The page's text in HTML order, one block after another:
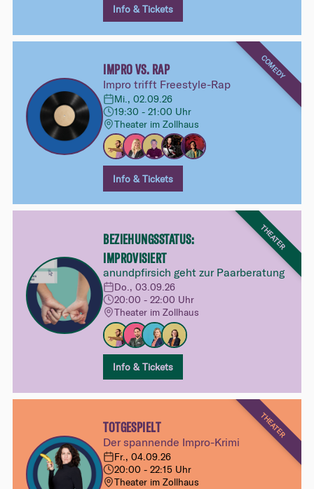
Info & Tickets
COMEDY
IMPRO VS. RAP
Impro trifft Freestyle-Rap
Mi., 02.09.26
19:30 - 21:00 Uhr
Theater im Zollhaus
Info & Tickets
THEATER
BEZIEHUNGSSTATUS:
IMPROVISIERT
anundpfirsich geht zur Paarberatung
Do., 03.09.26
20:00 - 22:00 Uhr
Theater im Zollhaus
Info & Tickets
THEATER
TOTGESPIELT
Der spannende Impro-Krimi
Fr., 04.09.26
20:00 - 22:15 Uhr
Theater im Zollhaus